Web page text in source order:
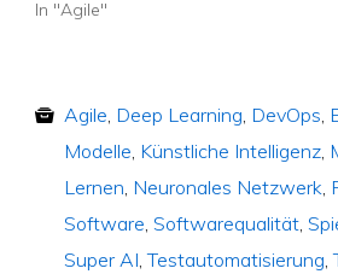
In "Agile"
Agile, Deep Learning, DevOps,
Modelle, Künstliche Intelligenz,
Lernen, Neuronales Netzwerk,
Software, Softwarequalität,
Super AI,Testautomatisierung,